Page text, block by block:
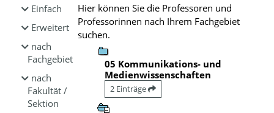
Einfach
Erweitert
nach
Fachgebiet
nach
Fakultät /
Sektion
Hier können Sie die Professoren und
Professorinnen nach Ihrem Fachgebiet
suchen.
05 Kommunikations- und
Medienwissenschaften
2 Einträge